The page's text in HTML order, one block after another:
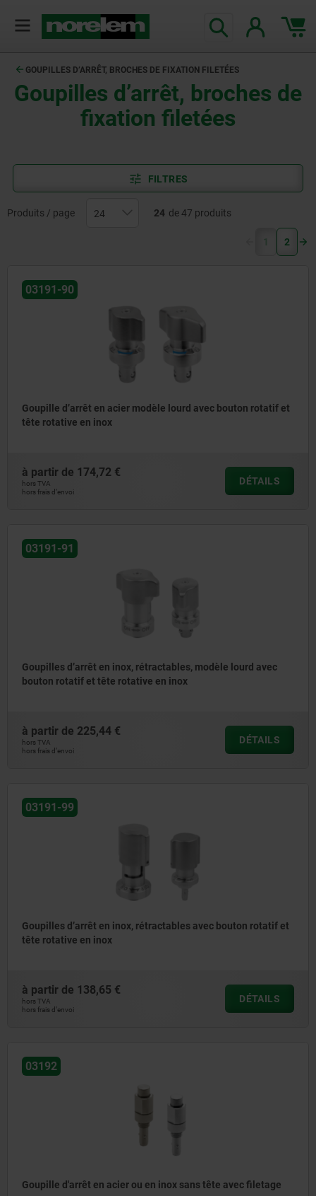
GOUPILLES D’ARRÊT, BROCHES DE FIXATION FILETÉES
Goupilles d’arrêt, broches de
fixation filetées
FILTRES
Produits / page 24 de 47 produits
1 (current)
2
03191-90
Goupille d’arrêt en acier modèle lourd avec bouton rotatif et
tête rotative en inox
à partir de 174,72 €
hors TVA
hors frais d’envoi
DÉTAILS
03191-91
Goupilles d’arrêt en inox, rétractables, modèle lourd avec
bouton rotatif et tête rotative en inox
à partir de 225,44 €
hors TVA
hors frais d’envoi
DÉTAILS
03191-99
Goupilles d’arrêt en inox, rétractables avec bouton rotatif et
tête rotative en inox
à partir de 138,65 €
hors TVA
hors frais d’envoi
DÉTAILS
03192
Goupille d'arrêt en acier ou en inox sans tête avec filetage